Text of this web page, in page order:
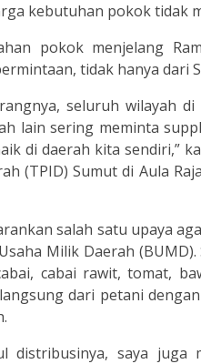
kebutuhan pokok tidak
pokok menjelang
tidak hanya dari
seluruh wilayah
lain sering meminta
di daerah kita sendiri,”
(TPID) Sumut di Aula
salah satu upaya
Milik Daerah
cabai rawit, tomat,
dari petani
distribusinya, saya